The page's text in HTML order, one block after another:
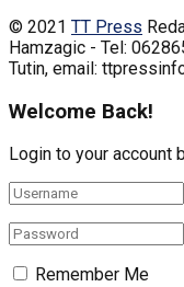
© 2021 TT Press
Hamzagic - Tel:
Tutin, email:
Welcome Back!
Login to your account
Remember Me